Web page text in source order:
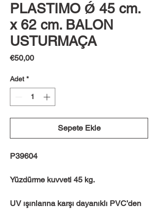
PLASTIMO Ǿ 45 cm.
x 62 cm. BALON
USTURMAÇA
€50,00Fiyat
Adet *
Sepete Ekle
P39604
Yüzdürme kuvveti 45 kg.
UV ışınlarına karşı dayanıklı PVC’den